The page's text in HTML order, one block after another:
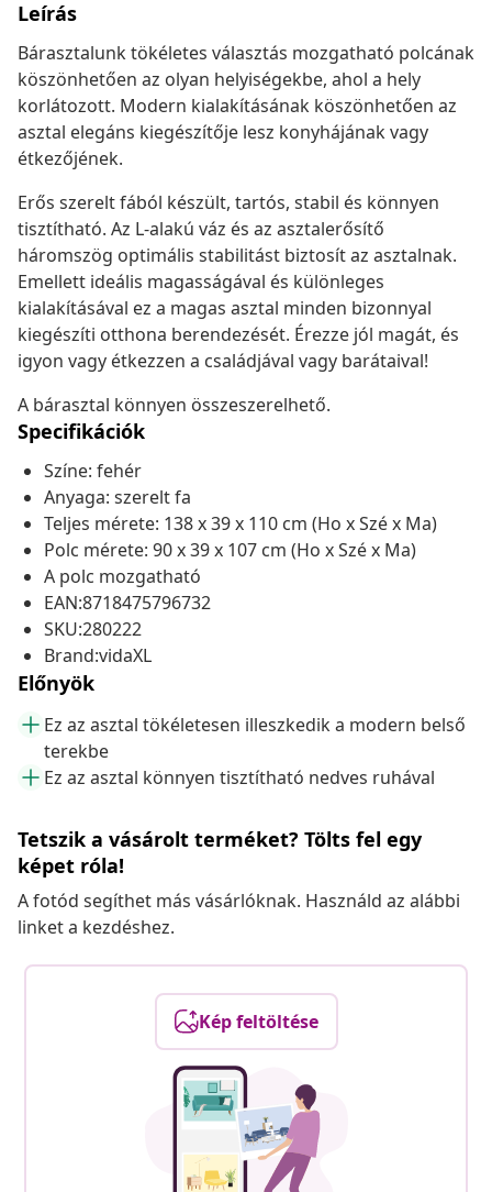
Leírás
Bárasztalunk tökéletes választás mozgatható polcának
köszönhetően az olyan helyiségekbe, ahol a hely
korlátozott. Modern kialakításának köszönhetően az
asztal elegáns kiegészítője lesz konyhájának vagy
étkezőjének.
Erős szerelt fából készült, tartós, stabil és könnyen
tisztítható. Az L-alakú váz és az asztalerősítő
háromszög optimális stabilitást biztosít az asztalnak.
Emellett ideális magasságával és különleges
kialakításával ez a magas asztal minden bizonnyal
kiegészíti otthona berendezését. Érezze jól magát, és
igyon vagy étkezzen a családjával vagy barátaival!
A bárasztal könnyen összeszerelhető.
Specifikációk
Színe: fehér
Anyaga: szerelt fa
Teljes mérete: 138 x 39 x 110 cm (Ho x Szé x Ma)
Polc mérete: 90 x 39 x 107 cm (Ho x Szé x Ma)
A polc mozgatható
EAN:8718475796732
SKU:280222
Brand:vidaXL
Előnyök
Ez az asztal tökéletesen illeszkedik a modern belső
terekbe
Ez az asztal könnyen tisztítható nedves ruhával
Tetszik a vásárolt terméket? Tölts fel egy
képet róla!
A fotód segíthet más vásárlóknak. Használd az alábbi
linket a kezdéshez.
Kép feltöltése